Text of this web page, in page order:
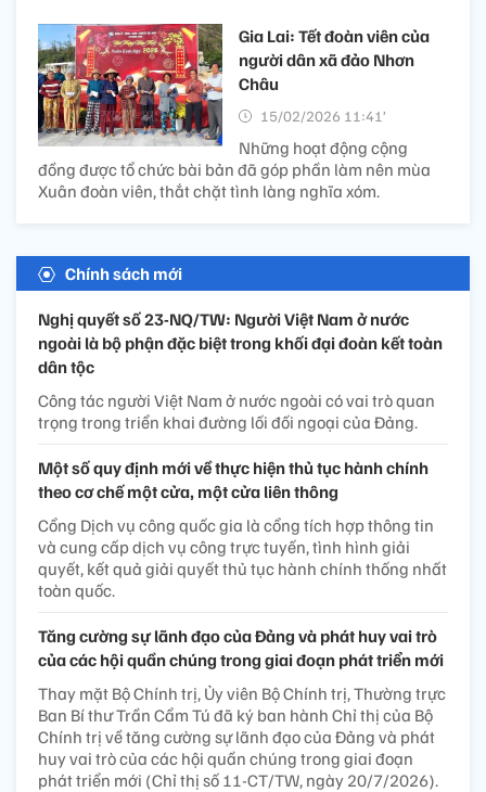
Gia Lai: Tết đoàn viên của
người dân xã đảo Nhơn
Châu
15/02/2026 11:41’
Những hoạt động cộng
đồng được tổ chức bài bản đã góp phần làm nên mùa
Xuân đoàn viên, thắt chặt tình làng nghĩa xóm.
Chính sách mới
Nghị quyết số 23-NQ/TW: Người Việt Nam ở nước
ngoài là bộ phận đặc biệt trong khối đại đoàn kết toàn
dân tộc
Công tác người Việt Nam ở nước ngoài có vai trò quan
trọng trong triển khai đường lối đối ngoại của Đảng.
Một số quy định mới về thực hiện thủ tục hành chính
theo cơ chế một cửa, một cửa liên thông
Cổng Dịch vụ công quốc gia là cổng tích hợp thông tin
và cung cấp dịch vụ công trực tuyến, tình hình giải
quyết, kết quả giải quyết thủ tục hành chính thống nhất
toàn quốc.
Tăng cường sự lãnh đạo của Đảng và phát huy vai trò
của các hội quần chúng trong giai đoạn phát triển mới
Thay mặt Bộ Chính trị, Ủy viên Bộ Chính trị, Thường trực
Ban Bí thư Trần Cẩm Tú đã ký ban hành Chỉ thị của Bộ
Chính trị về tăng cường sự lãnh đạo của Đảng và phát
huy vai trò của các hội quần chúng trong giai đoạn
phát triển mới (Chỉ thị số 11-CT/TW, ngày 20/7/2026).